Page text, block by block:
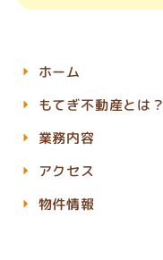
ホーム
もてぎ不動産とは？
業務内容
アクセス
物件情報